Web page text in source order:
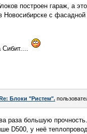
построен гараж, а
Новосибирске с фасадной
Сибит....
Блоки "Ристем".
раза большую прочность.
D500, у неё